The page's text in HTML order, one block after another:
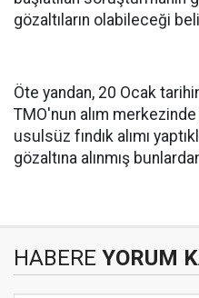
gözaltıların olabileceği
Öte yandan, 20 Ocak
TMO'nun alım
usulsüz fındık alımı
gözaltına alınmış
HABERE YORUM